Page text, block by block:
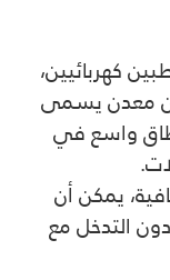
كهربائيين،
من معدن يسمى
واسع في
يمكن أن
التدخل مع